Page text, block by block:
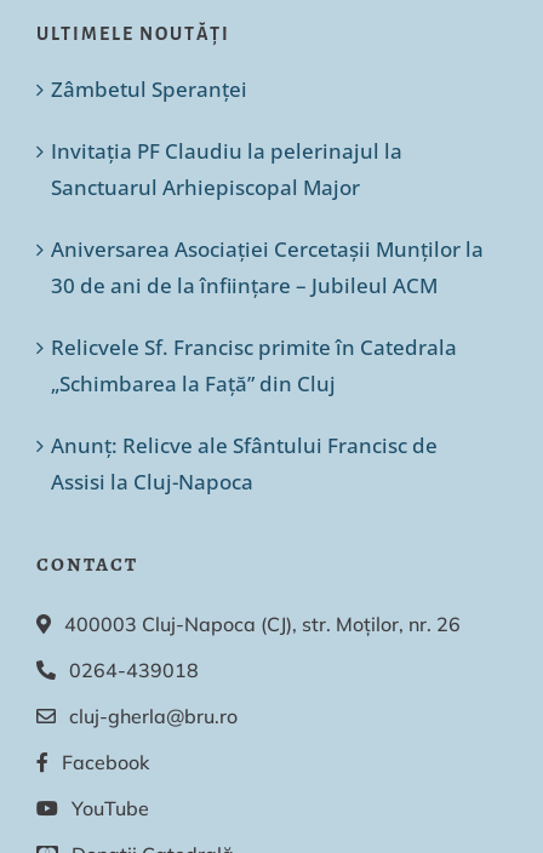
ULTIMELE NOUTĂȚI
Zâmbetul Speranței
Invitația PF Claudiu la pelerinajul la
Sanctuarul Arhiepiscopal Major
Aniversarea Asociației Cercetașii Munților la
30 de ani de la înființare – Jubileul ACM
Relicvele Sf. Francisc primite în Catedrala
„Schimbarea la Față” din Cluj
Anunț: Relicve ale Sfântului Francisc de
Assisi la Cluj-Napoca
CONTACT
400003 Cluj-Napoca (CJ), str. Moților, nr. 26
0264-439018
cluj-gherla@bru.ro
Facebook
YouTube